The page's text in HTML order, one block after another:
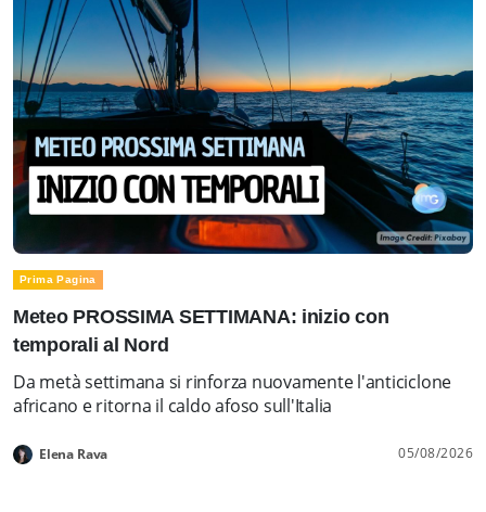
Prima Pagina
Meteo PROSSIMA SETTIMANA: inizio con
temporali al Nord
Da metà settimana si rinforza nuovamente l'anticiclone
africano e ritorna il caldo afoso sull'Italia
Elena Rava 05/08/2026